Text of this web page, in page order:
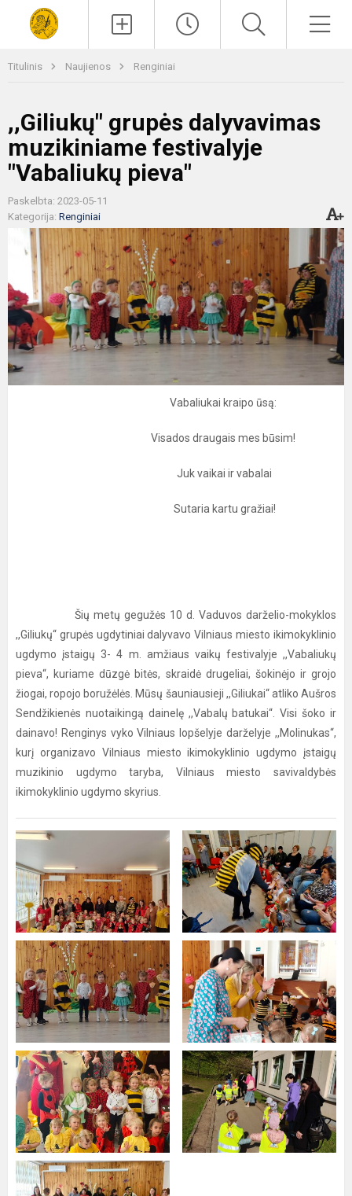
Titulinis Naujienos Renginiai
,,Giliukų" grupės dalyvavimas
muzikiniame festivalyje
"Vabaliukų pieva"
Paskelbta: 2023-05-11
Kategorija: Renginiai
Vabaliukai kraipo ūsą:
Visados draugais mes būsim!
Juk vaikai ir vabalai
Sutaria kartu gražiai!
Šių metų gegužės 10 d. Vaduvos darželio-mokyklos
,,Giliukų“ grupės ugdytiniai dalyvavo Vilniaus miesto ikimokyklinio
ugdymo įstaigų 3- 4 m. amžiaus vaikų festivalyje ,,Vabaliukų
pieva“, kuriame dūzgė bitės, skraidė drugeliai, šokinėjo ir grojo
žiogai, ropojo boružėlės. Mūsų šauniausieji ,,Giliukai“ atliko Aušros
Sendžikienės nuotaikingą dainelę ,,Vabalų batukai“. Visi šoko ir
dainavo! Renginys vyko Vilniaus lopšelyje darželyje ,,Molinukas“,
kurį organizavo Vilniaus miesto ikimokyklinio ugdymo įstaigų
muzikinio ugdymo taryba, Vilniaus miesto savivaldybės
ikimokyklinio ugdymo skyrius.